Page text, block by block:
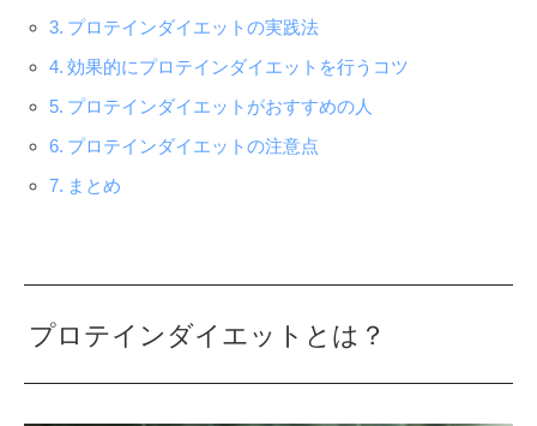
プロテインダイエットの実践法
効果的にプロテインダイエットを行うコツ
プロテインダイエットがおすすめの人
プロテインダイエットの注意点
まとめ
プロテインダイエットとは？